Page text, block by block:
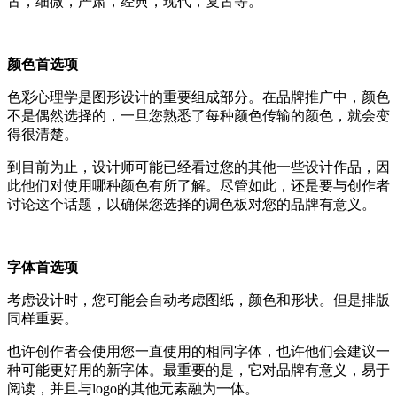
颜色首选项
色彩心理学是图形设计的重要组成部分。在品牌推广中，颜色
不是偶然选择的，一旦您熟悉了每种颜色传输的颜色，就会变
得很清楚。
到目前为止，设计师可能已经看过您的其他一些设计作品，因
此他们对使用哪种颜色有所了解。尽管如此，还是要与创作者
讨论这个话题，以确保您选择的调色板对您的品牌有意义。
字体首选项
考虑设计时，您可能会自动考虑图纸，颜色和形状。但是排版
同样重要。
也许创作者会使用您一直使用的相同字体，也许他们会建议一
种可能更好用的新字体。最重要的是，它对品牌有意义，易于
阅读，并且与logo的其他元素融为一体。